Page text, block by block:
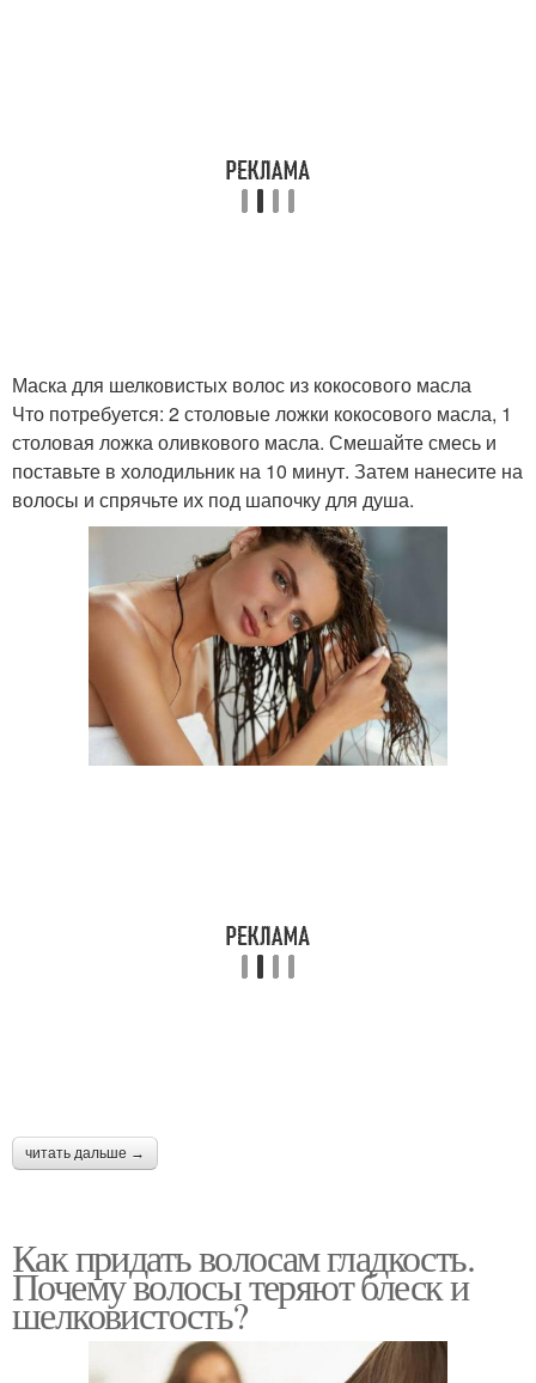
Маска для шелковистых волос из кокосового масла
Что потребуется: 2 столовые ложки кокосового масла, 1
столовая ложка оливкового масла. Смешайте смесь и
поставьте в холодильник на 10 минут. Затем нанесите на
волосы и спрячьте их под шапочку для душа.
читать дальше →
Как придать волосам гладкость.
Почему волосы теряют блеск и
шелковистость?